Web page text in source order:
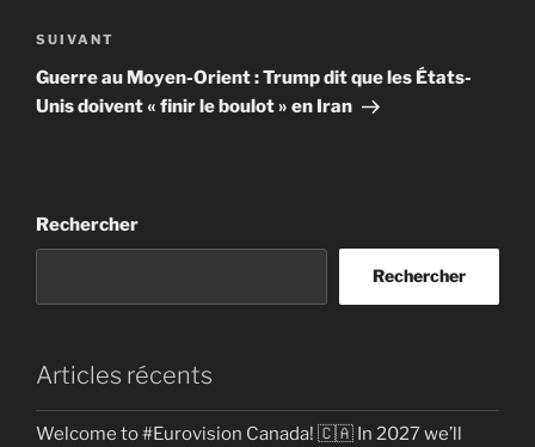
Article
suivant
SUIVANT
Guerre au Moyen-Orient : Trump dit que les États-
Unis doivent « finir le boulot » en Iran
Rechercher
Rechercher
Articles récents
Welcome to #Eurovision Canada! 🇨🇦 In 2027 we’ll